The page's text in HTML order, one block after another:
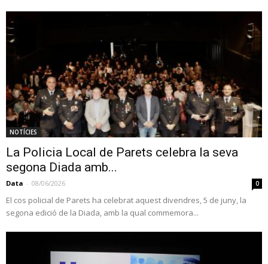
NOTÍCIES
La Policia Local de Parets celebra la seva
segona Diada amb...
Data - 08/06/2026 0
El cos policial de Parets ha celebrat aquest divendres, 5 de juny, la
segona edició de la Diada, amb la qual commemora...